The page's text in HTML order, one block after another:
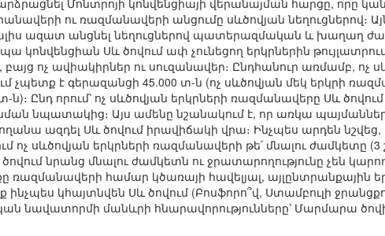
Մոնտրոյի կոնվենցիայի վերանայման հարցը, որը
ու ռազմանավերի անցումը սևծովյան նեղուցներով։ Այն
ազատ անցնել նեղուցներով պատերազմական և խաղաղ
Սև ծովում ափ չունեցող երկրներին
ոչ ավիակիրներ ու սուզանավեր։ Ընդհանուր առմամբ, ոչ
չպետք է գերազանցի 45.000 տ-ն (ոչ սևծովյան մեկ երկրի
Ընդ որում՝ ոչ սևծովյան երկրների ռազմանավերը Սև
նպատակից։ Այս ամենը նշանակում է, որ առկա
ազդել Սև ծովում իրավիճակի վրա։ Ինչպես արդեն նշվեց,
ոչ սևծովյան երկրների ռազմանավերի թե՛ մնալու ժամկետը (3
ծովում նրանց մնալու ժամկետն ու ջրատարողությունը չեն
ռազմանավերի համար կծառայի հավելյալ, այլընտրանքային
կհայտնվեն Սև ծովում (Բոսֆորո՞վ, Ստամբուլի
նավատորմի մանևրի հնարավորությունները՝ Մարմարա